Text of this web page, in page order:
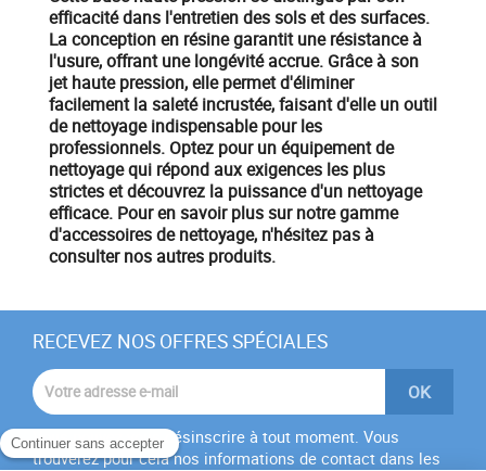
efficacité dans l'entretien des sols et des surfaces.
La conception en résine garantit une résistance à
l'usure, offrant une longévité accrue. Grâce à son
jet haute pression, elle permet d'éliminer
facilement la saleté incrustée, faisant d'elle un outil
de nettoyage indispensable pour les
professionnels. Optez pour un équipement de
nettoyagequi répond aux exigences les plus
strictes et découvrez la puissance d'un nettoyage
efficace. Pour en savoir plus sur notre gamme
d'accessoires de nettoyage, n'hésitez pas à
consulter nos autres produits.
RECEVEZ NOS OFFRES SPÉCIALES
Vous pouvez vous désinscrire à tout moment. Vous
trouverez pour cela nos informations de contact dans les